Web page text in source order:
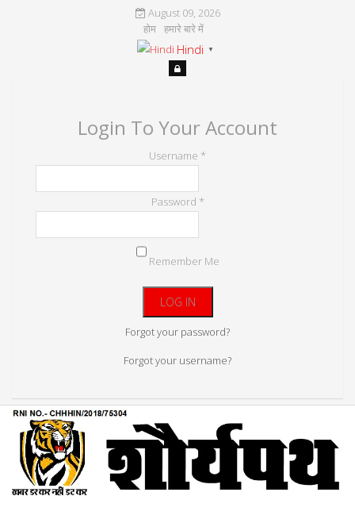
August 09, 2026
होम हमारे बारे में
Hindi ▼
Login To Your Account
Username *
Password *
Remember Me
Forgot your password?
Forgot your username?